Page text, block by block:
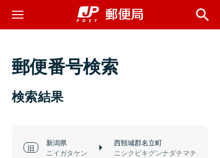
郵便番号検索
検索結果
新潟県
ニイガタケン
西頸城郡名立町
ニシクビキグンナダチマチ